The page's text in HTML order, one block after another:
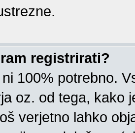
registrirati?
100% potrebno.
oz. od tega, kako
verjetno lahko